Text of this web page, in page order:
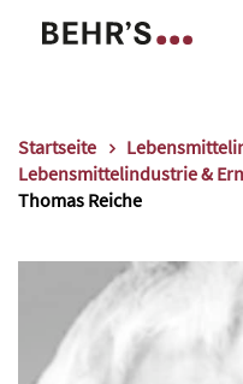
Startseite
Lebensmittelindustrie &
Thomas Reiche